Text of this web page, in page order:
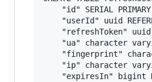
"id" SERIAL PRIMARY
"userId" uuid
"refreshToken"
"ua" character
"fingerprint"
"ip" character
"expiresIn" bigint